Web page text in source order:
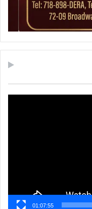
01:07:55